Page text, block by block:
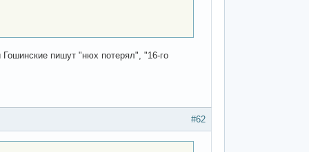
пишут "нюх потерял", "16-го
#62